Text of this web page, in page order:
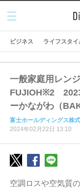
メニ
ュー
ビジネス ライフスタイ
一般家庭用レン
FUJIOH※2 2023
ーかながわ（
富士ホールディングス株
2024年02月22日 13:10
空調ロスや空気質